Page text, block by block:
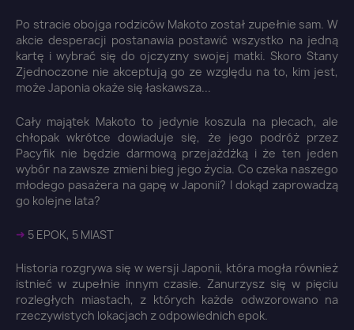
Po stracie obojga rodziców Makoto został zupełnie sam. W
akcie desperacji postanawia postawić wszystko na jedną
kartę i wybrać się do ojczyzny swojej matki. Skoro Stany
Zjednoczone nie akceptują go ze względu na to, kim jest,
może Japonia okaże się łaskawsza...
Cały majątek Makoto to jedynie koszula na plecach, ale
chłopak wkrótce dowiaduje się, że jego podróż przez
Pacyfik nie będzie darmową przejażdżką i że ten jeden
wybór na zawsze zmieni bieg jego życia. Co czeka naszego
młodego pasażera na gapę w Japonii? I dokąd zaprowadzą
go kolejne lata?
➜ 5 EPOK, 5 MIAST
Historia rozgrywa się w wersji Japonii, która mogła również
istnieć w zupełnie innym czasie. Zanurzysz się w pięciu
rozległych miastach, z których każde odwzorowano na
rzeczywistych lokacjach z odpowiednich epok.